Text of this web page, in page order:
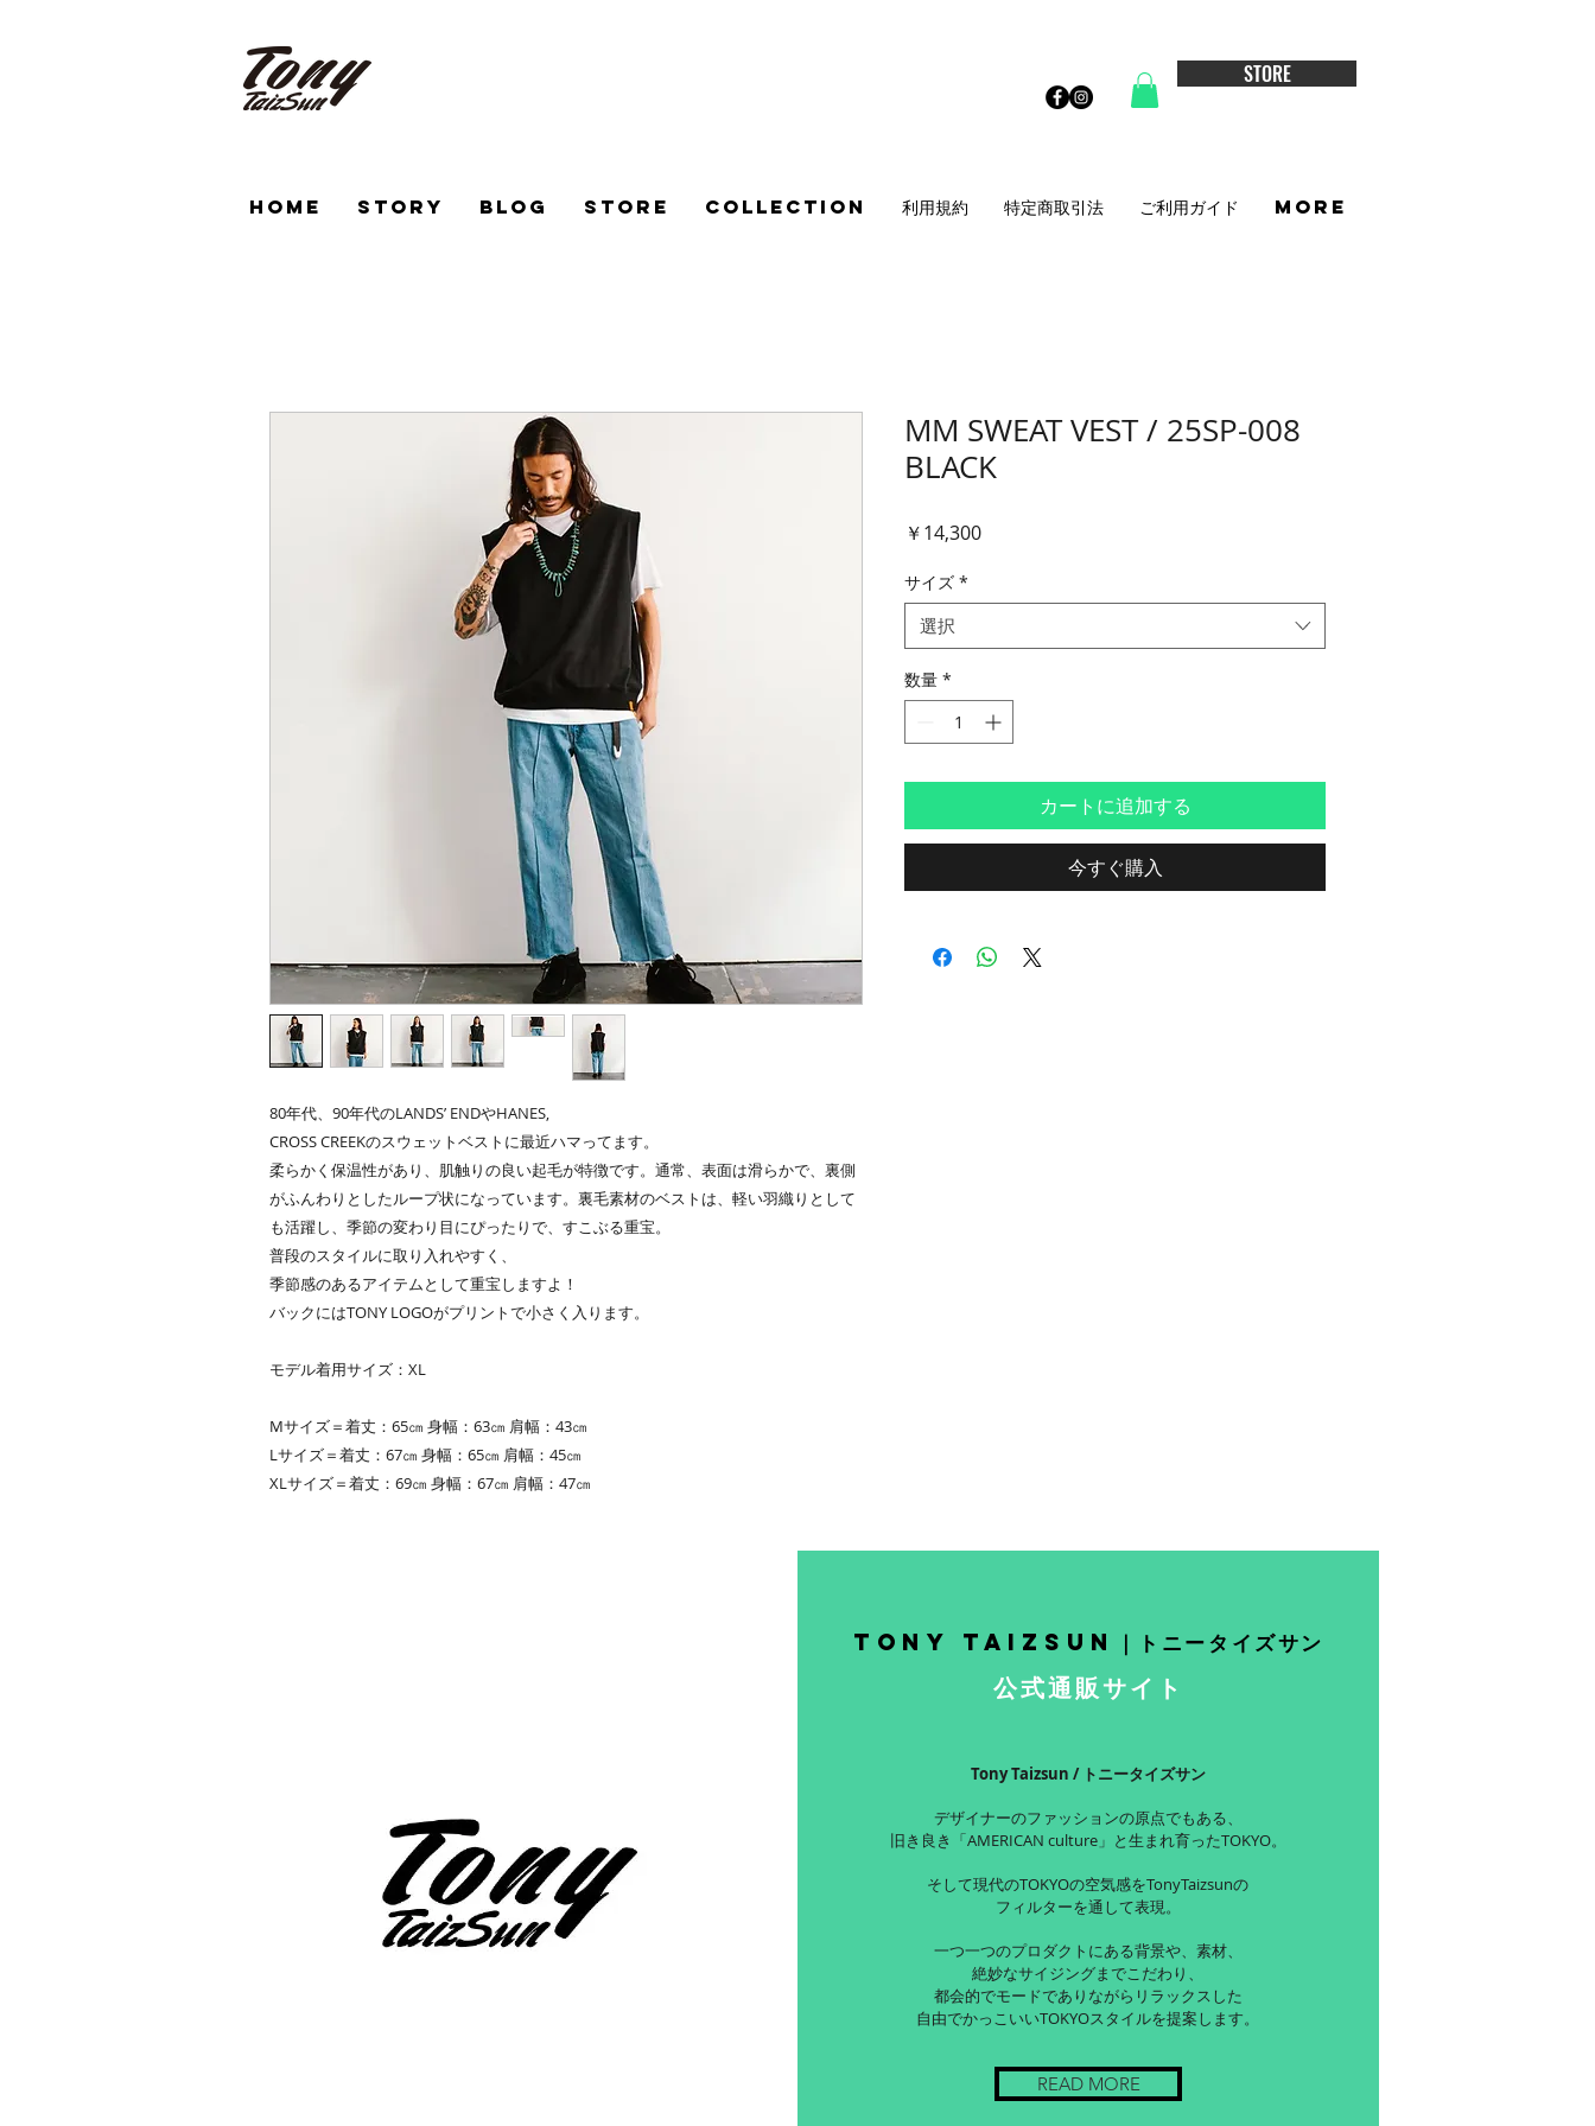
STORE
HOME STORY BLOG STORE COLLECTION 利用規約 特定商取引法 ご利用ガイド More
80年代、90年代のLANDS’ ENDやHANES,
CROSS CREEKのスウェットベストに最近ハマってます。
柔らかく保温性があり、肌触りの良い起毛が特徴です。通常、表面は滑らかで、裏側
がふんわりとしたループ状になっています。裏毛素材のベストは、軽い羽織りとして
も活躍し、季節の変わり目にぴったりで、すこぶる重宝。
普段のスタイルに取り入れやすく、
季節感のあるアイテムとして重宝しますよ！
バックにはTONY LOGOがプリントで小さく入ります。
モデル着用サイズ：XL
Mサイズ＝着丈：65㎝ 身幅：63㎝ 肩幅：43㎝
Lサイズ＝着丈：67㎝ 身幅：65㎝ 肩幅：45㎝
XLサイズ＝着丈：69㎝ 身幅：67㎝ 肩幅：47㎝
MM SWEAT VEST / 25SP-008
BLACK
￥14,300価
サイズ *
選択
数量 *
カートに追加する
今すぐ購入
Tony Taizsun｜トニータイズサン
公式通販サイト
Tony Taizsun / トニータイズサン
デザイナーのファッションの原点でもある、
旧き良き「AMERICAN culture」と生まれ育ったTOKYO。
そして現代のTOKYOの空気感をTonyTaizsunの
フィルターを通して表現。
一つ一つのプロダクトにある背景や、素材、
絶妙なサイジングまでこだわり、
都会的でモードでありながらリラックスした
自由でかっこいいTOKYOスタイルを提案します。
READ MORE